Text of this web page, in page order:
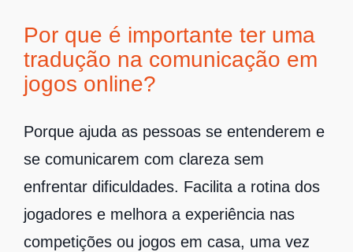
Por que é importante ter uma
tradução na comunicação em
jogos online?
Porque ajuda as pessoas se entenderem e
se comunicarem com clareza sem
enfrentar dificuldades. Facilita a rotina dos
jogadores e melhora a experiência nas
competições ou jogos em casa, uma vez